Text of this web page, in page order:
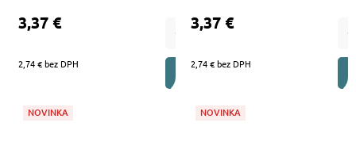
2,74 € bez DPH
3,37 €
2,74 € bez DPH
3,37 €
NOVINKA NOVINKA